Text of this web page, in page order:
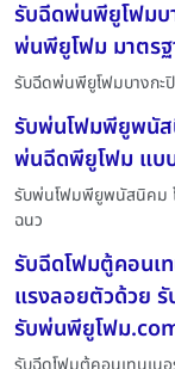
รับฉีดพ่นพียูโฟมบ
พ่นพียูโฟม มาตร
รับฉีดพ่นพียูโฟมบางกะ
รับพ่นโฟมพียูพนัส
พ่นฉีดพียูโฟม แบ
รับพ่นโฟมพียูพนัสนิคม
ฉนว
รับฉีดโฟมตู้คอนเ
แรงลอยตัวด้วย
รับพ่นพียูโฟม